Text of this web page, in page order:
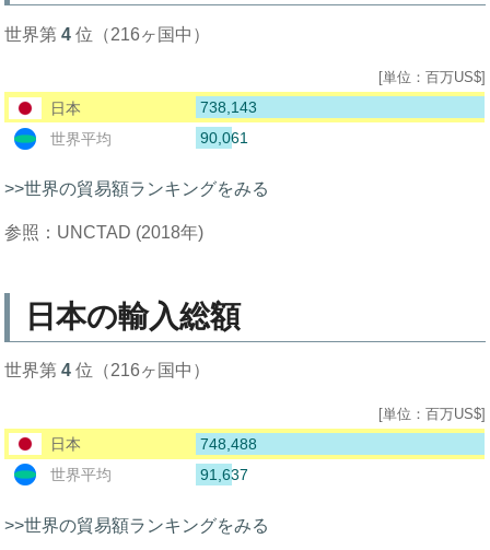
世界第4 位（216ヶ国中）
[単位：百万US$]
日本
738,143
世界平均
90,061
>>世界の貿易額ランキングをみる
参照：UNCTAD (2018年)
日本の輸入総額
世界第4 位（216ヶ国中）
[単位：百万US$]
日本
748,488
世界平均
91,637
>>世界の貿易額ランキングをみる